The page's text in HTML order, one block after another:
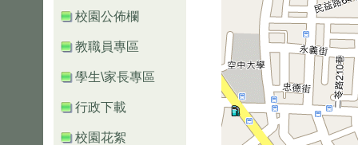
校園公佈欄
教職員專區
學生\家長專區
行政下載
校園花絮